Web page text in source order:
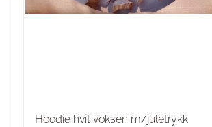
Hoodie hvit voksen m/juletrykk